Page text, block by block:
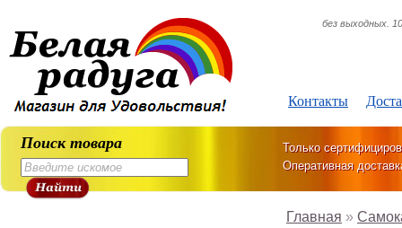
Контакты
без выходных.
Поиск товара
Только
Оперативная
Главная »